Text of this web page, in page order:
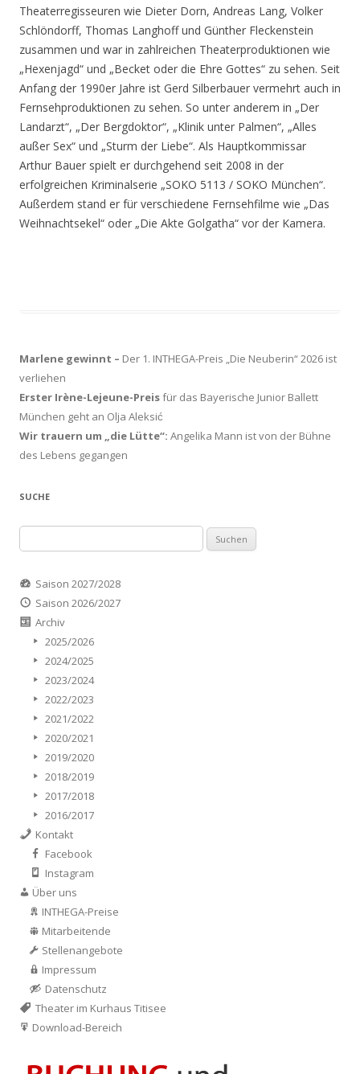
Theaterregisseuren wie Dieter Dorn, Andreas Lang, Volker
Schlöndorff, Thomas Langhoff und Günther Fleckenstein
zusammen und war in zahlreichen Theaterproduktionen wie
„Hexenjagd“ und „Becket oder die Ehre Gottes“ zu sehen. Seit
Anfang der 1990er Jahre ist Gerd Silberbauer vermehrt auch in
Fernsehproduktionen zu sehen. So unter anderem in „Der
Landarzt“, „Der Bergdoktor“, „Klinik unter Palmen“, „Alles
außer Sex“ und „Sturm der Liebe“. Als Hauptkommissar
Arthur Bauer spielt er durchgehend seit 2008 in der
erfolgreichen Kriminalserie „SOKO 5113 / SOKO München“.
Außerdem stand er für verschiedene Fernsehfilme wie „Das
Weihnachtsekel“ oder „Die Akte Golgatha“ vor der Kamera.
Marlene gewinnt – Der 1. INTHEGA-Preis „Die Neuberin“ 2026 ist
verliehen
Erster Irène-Lejeune-Preisfür das Bayerische Junior Ballett
München geht an Olja Aleksić
Wir trauern um „die Lütte“: Angelika Mann ist von der Bühne
des Lebens gegangen
SUCHE
nach:
Saison 2027/2028
Saison 2026/2027
Archiv
2025/2026
2024/2025
2023/2024
2022/2023
2021/2022
2020/2021
2019/2020
2018/2019
2017/2018
2016/2017
Kontakt
Facebook
Instagram
Über uns
INTHEGA-Preise
Mitarbeitende
Stellenangebote
Impressum
Datenschutz
Theater im Kurhaus Titisee
Download-Bereich